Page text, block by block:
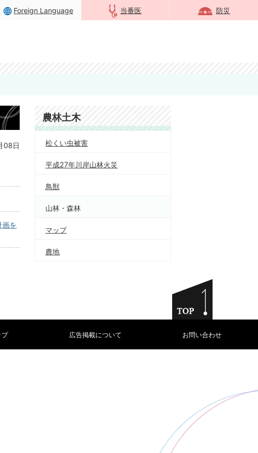
Foreign Language 当番医 防災
08日
画を
農林土木
松くい虫被害
平成27年川岸山林火災
鳥獣
山林・森林
マップ
農地
プ 広告掲載について お問い合わせ